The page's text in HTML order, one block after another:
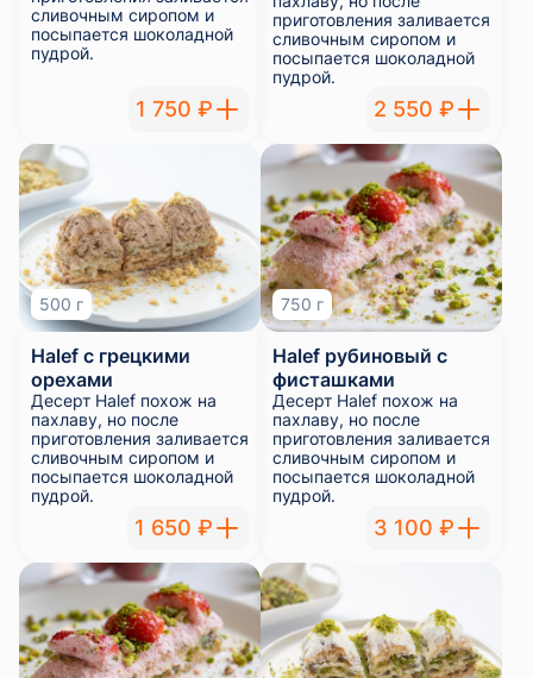
сливочным сиропом и
посыпается шоколадной
пудрой.
1 750 ₽
приготовления заливается
сливочным сиропом и
посыпается шоколадной
пудрой.
2 550 ₽
500 г
Halef с грецкими
орехами
Десерт Halef похож на
пахлаву, но после
приготовления заливается
сливочным сиропом и
посыпается шоколадной
пудрой.
1 650 ₽
750 г
Halef рубиновый с
фисташками
Десерт Halef похож на
пахлаву, но после
приготовления заливается
сливочным сиропом и
посыпается шоколадной
пудрой.
3 100 ₽